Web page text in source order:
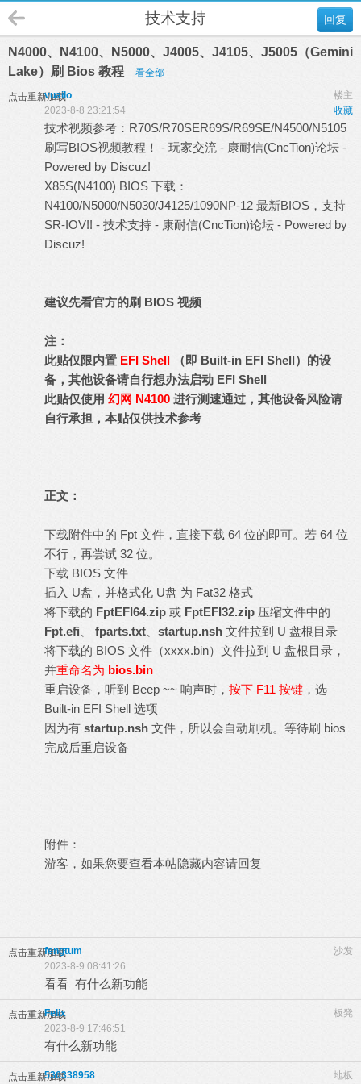
回复
技术支持
N4000、N4100、N5000、J4005、J4105、J5005（Gemini
Lake）刷 Bios 教程
看全部
点击重新加载 楼主
vuailo
收藏
2023-8-8 23:21:54
技术视频参考： R70S/R70SER69S/R69SE/N4500/N5105
刷写BIOS视频教程！ - 玩家交流 - 康耐信(CncTion)论坛 -
Powered by Discuz!
X85S(N4100) BIOS 下载：
N4100/N5000/N5030/J4125/1090NP-12 最新BIOS，支持
SR-IOV!! - 技术支持 - 康耐信(CncTion)论坛 - Powered by
Discuz!
建议先看官方的刷 BIOS 视频
注：
此贴仅限内置 EFI Shell （即 Built-in EFI Shell）的设
备，其他设备请自行想办法启动 EFI Shell
此贴仅使用 幻网 N4100 进行测速通过，其他设备风险请
自行承担，本贴仅供技术参考
正文：
下载附件中的 Fpt 文件，直接下载 64 位的即可。若 64 位
不行，再尝试 32 位。
下载 BIOS 文件
插入 U盘，并格式化 U盘 为 Fat32 格式
将下载的 FptEFI64.zip 或 FptEFI32.zip 压缩文件中的
Fpt.efi
fparts.txt startup.nsh 文件拉到 U 盘根目录
将下载的 BIOS 文件（xxxx.bin）文件拉到 U 盘根目录，
并重命名为 bios.bin
重启设备，听到 Beep ~~ 响声时， 按下 F11 按键 ，选
Built-in EFI Shell 选项
因为有 startup.nsh 文件，所以会自动刷机。等待刷 bios
完成后重启设备
附件：
游客，如果您要查看本帖隐藏内容请回复
点击重新加载 沙发
fengtum
2023-8-9 08:41:26
看看 有什么新功能
点击重新加载 板凳
Felix
2023-8-9 17:46:51
有什么新功能
点击重新加载 地板
536338958